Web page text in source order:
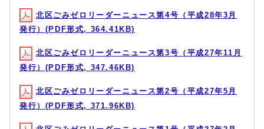
北区ごみゼロリーダーニュース第4号（平成28年3月
発行）(PDF形式, 364.41KB)
北区ごみゼロリーダーニュース第3号（平成27年11月
発行）(PDF形式, 347.46KB)
北区ごみゼロリーダーニュース第2号（平成27年5月
発行）(PDF形式, 371.96KB)